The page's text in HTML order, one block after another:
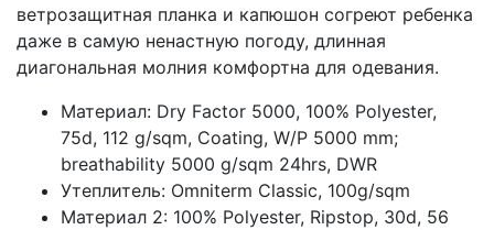
ветрозащитная планка и капюшон согреют ребенка
даже в самую ненастную погоду, длинная
диагональная молния комфортна для одевания.
Материал: Dry Factor 5000, 100% Polyester,
75d, 112 g/sqm, Coating, W/P 5000 mm;
breathability 5000 g/sqm 24hrs, DWR
Утеплитель: Оmniterm Classic, 100g/sqm
Материал 2: 100% Polyester, Ripstop, 30d, 56